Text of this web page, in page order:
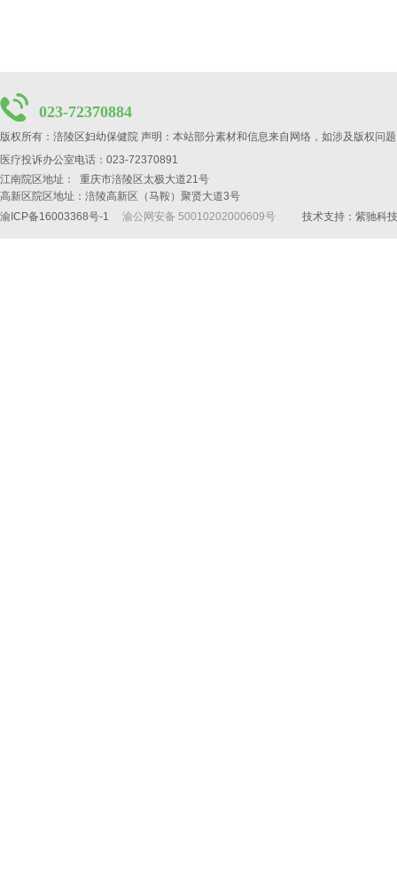
023-72370884
版权所有：涪陵区妇幼保健院 声明：本站部分素材和信息来自网络，如涉及版权问
医疗投诉办公室电话：023-72370891
江南院区地址： 重庆市涪陵区太极大道21号
高新区院区地址：涪陵高新区（马鞍）聚贤大道3号
渝ICP备16003368号-1
渝公网安备 50010202000609号 技术支持： 紫驰科技